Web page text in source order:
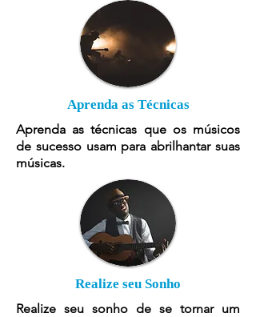
Aprenda as Técnicas
Aprenda as técnicas que os músicos
de sucesso usam para abrilhantar suas
músicas.
Realize seu Sonho
Realize seu sonho de se tornar um